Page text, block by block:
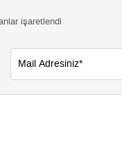
işaretlendi